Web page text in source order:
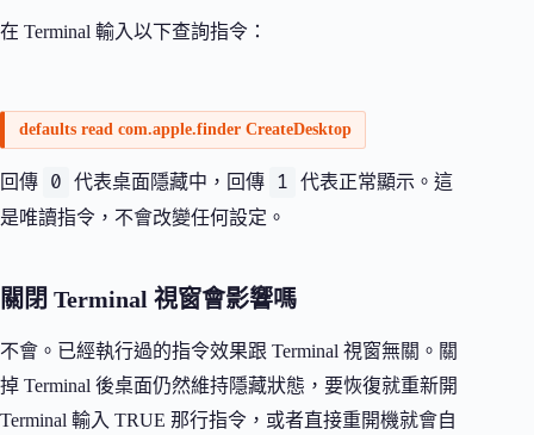
在 Terminal 輸入以下查詢指令：
defaults read com.apple.finder CreateDesktop
回傳 0 代表桌面隱藏中，回傳 1
代表正常顯示。這
是唯讀指令，不會改變任何設定。
關閉 Terminal 視窗會影響嗎
不會。已經執行過的指令效果跟 Terminal 視窗無關。關
掉 Terminal 後桌面仍然維持隱藏狀態，要恢復就重新開
Terminal 輸入 TRUE 那行指令，或者直接重開機就會自